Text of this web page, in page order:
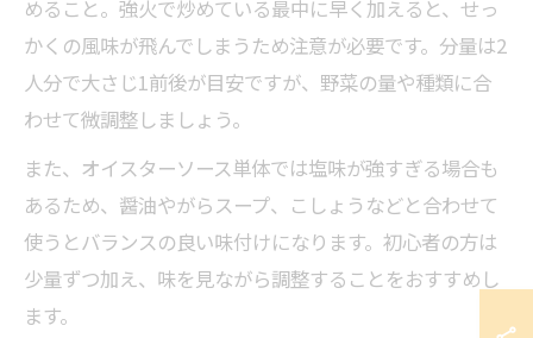
めること。強火で炒めている最中に早く加えると、せっ
かくの風味が飛んでしまうため注意が必要です。分量は2
人分で大さじ1前後が目安ですが、野菜の量や種類に合
わせて微調整しましょう。
また、オイスターソース単体では塩味が強すぎる場合も
あるため、醤油やがらスープ、こしょうなどと合わせて
使うとバランスの良い味付けになります。初心者の方は
少量ずつ加え、味を見ながら調整することをおすすめし
ます。